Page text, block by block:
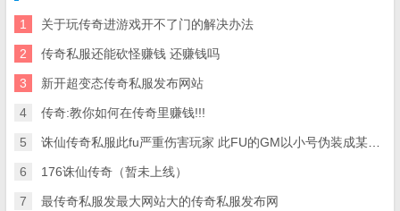
1 关于玩传奇进游戏开不了门的解决办法
2 传奇私服还能砍怪赚钱 还赚钱吗
3 新开超变态传奇私服发布网站
4 传奇:教你如何在传奇里赚钱!!!
5 诛仙传奇私服此fu严重伤害玩家 此FU的GM以小号伪装成某的行会 爱问知识
6 176诛仙传奇（暂未上线）
7 最传奇私服发最大网站大的传奇私服发布网